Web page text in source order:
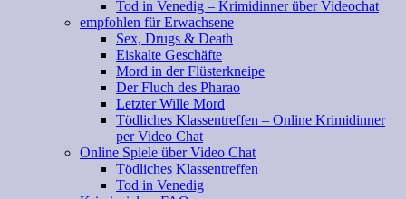
Tod in Venedig – Krimidinner über Videochat
empfohlen für Erwachsene
Sex, Drugs & Death
Eiskalte Geschäfte
Mord in der Flüsterkneipe
Der Fluch des Pharao
Letzter Wille Mord
Tödliches Klassentreffen – Online Krimidinner
per Video Chat
Online Spiele über Video Chat
Tödliches Klassentreffen
Tod in Venedig